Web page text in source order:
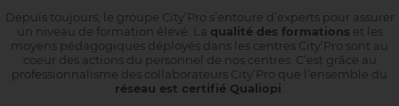
Depuis toujours, le groupe City’Pro s’entoure d’experts pour assurer
un niveau de formation élevé. La qualité des formations et les
moyens pédagogiques déployés dans les centres City’Pro sont au
coeur des actions du personnel de nos centres. C’est grâce au
professionnalisme des collaborateurs City’Pro que l’ensemble du
réseau est certifié Qualiopi